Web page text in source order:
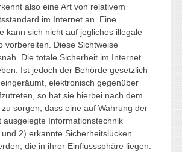
also eine Art von relativem
im Internet an. Eine
kann sich nicht auf jegliches illegale
vorbereiten. Diese Sichtweise
Die totale Sicherheit im Internet
Ist jedoch der Behörde gesetzlich
elektronisch gegenüber
so hat sie hierbei nach dem
sorgen, dass eine auf Wahrung der
ausgelegte Informationstechnik
2) erkannte Sicherheitslücken
die in ihrer Einflusssphäre liegen.